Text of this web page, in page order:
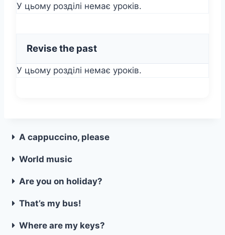
У цьому розділі немає уроків.
Revise the past
У цьому розділі немає уроків.
A cappuccino, please
World music
Are you on holiday?
That’s my bus!
Where are my keys?